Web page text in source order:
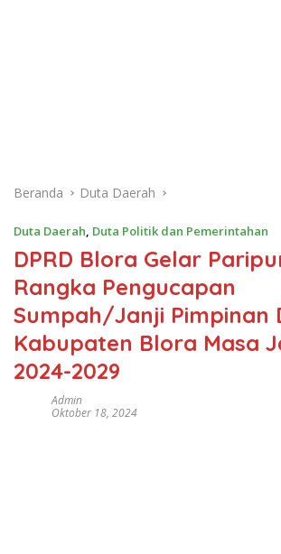
Beranda Duta Daerah
Duta Daerah, Duta Politik dan Pemerintahan
DPRD Blora Gelar
Rangka Pengucapan
Sumpah/Janji Pimpinan
Kabupaten Blora Masa
2024-2029
Admin
Oktober 18, 2024